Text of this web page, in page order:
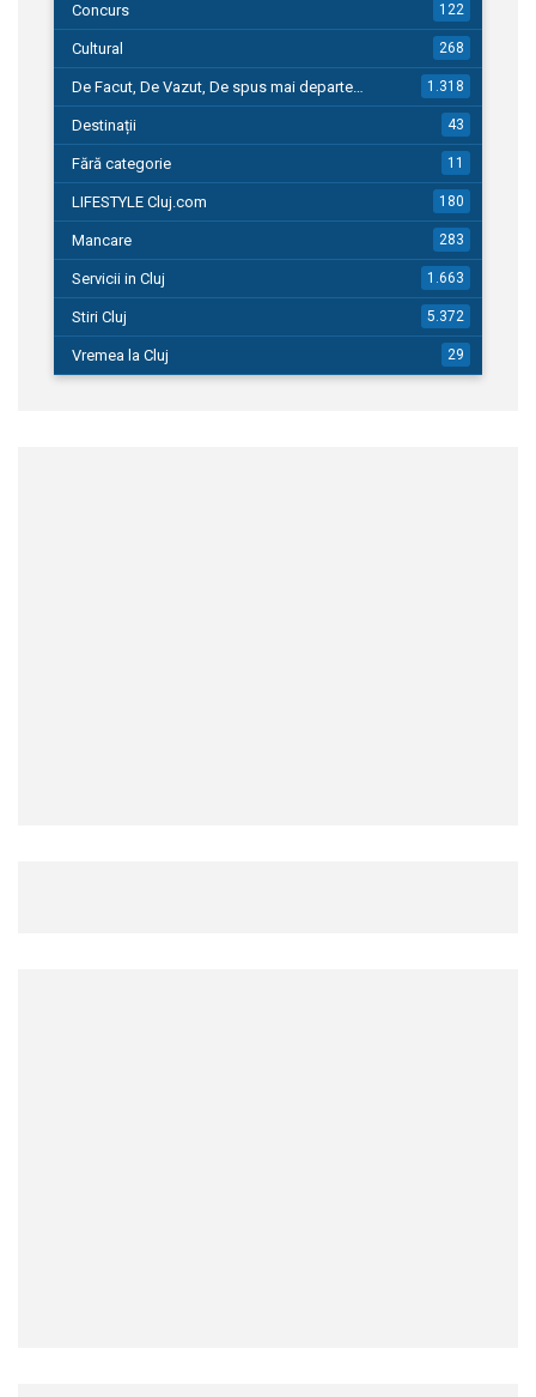
Concurs 122
Cultural 268
De Facut, De Vazut, De spus mai departe… 1.318
Destinații 43
Fără categorie 11
LIFESTYLE Cluj.com 180
Mancare 283
Servicii in Cluj 1.663
Stiri Cluj 5.372
Vremea la Cluj 29